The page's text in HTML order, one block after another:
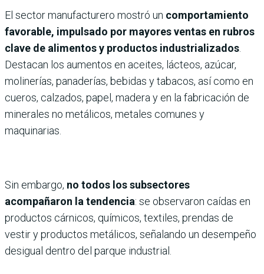
El sector manufacturero mostró un comportamiento
favorable, impulsado por mayores ventas en rubros
clave de alimentos y productos industrializados
Destacan los aumentos en aceites, lácteos, azúcar,
molinerías, panaderías, bebidas y tabacos, así como en
cueros, calzados, papel, madera y en la fabricación de
minerales no metálicos, metales comunes y
maquinarias.
Sin embargo, no todos los subsectores
acompañaron la tendencia: se observaron caídas en
productos cárnicos, químicos, textiles, prendas de
vestir y productos metálicos, señalando un desempeño
desigual dentro del parque industrial.